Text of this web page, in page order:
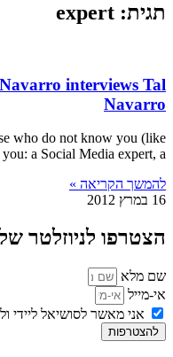
תגית: expert
interviews Tal
Navarro
who do not know you (like
a Social Media expert, a
להמשך הקריאה »
16 במרץ 2012
הצטרפו לניוזלטר
שם מלא
אי-מייל
אני מאשר לסושיאל ליידי
להצטרפות